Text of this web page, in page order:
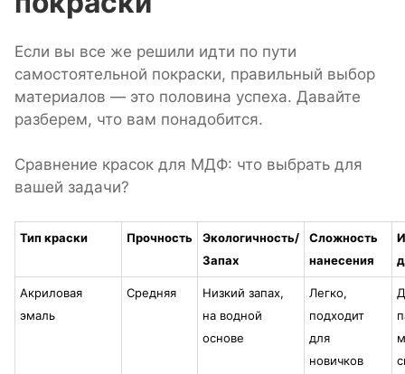
Если вы все же решили идти по пути
самостоятельной покраски, правильный выбор
материалов — это половина успеха. Давайте
разберем, что вам понадобится.
Сравнение красок для МДФ: что выбрать для
вашей задачи?
Тип краски Прочность
Экологичность/
Запах
Сложность
нанесения
Акриловая
эмаль
Средняя
Низкий запах,
на водной
основе
Легко,
подходит
для
новичков